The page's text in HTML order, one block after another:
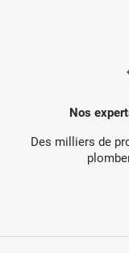
Nos
Des milliers de